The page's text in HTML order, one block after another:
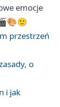
emocje
przestrzeń
o
i jak